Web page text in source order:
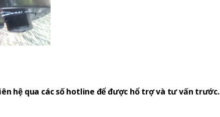
hệ qua các số hotline để được hổ trợ và tư vấn trước.